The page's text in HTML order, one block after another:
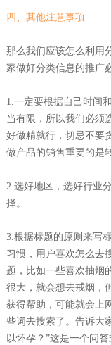
四、其他注意事项
那么我们应该怎么利用
家做好分类信息的推广
1.一定要根据自己时间
当有限，所以我们必须
好做精就行，切忌不要
做产品的销售重要的是
2.选好地区，选好行业
择。
3.根据标题的原则来写
习惯，用户喜欢怎么去
题，比如一些喜欢抽烟
很大，就会想去戒烟，
获得帮助，可能就会上
些词去搜索了。告诉大
以怀孕？”这是一个问